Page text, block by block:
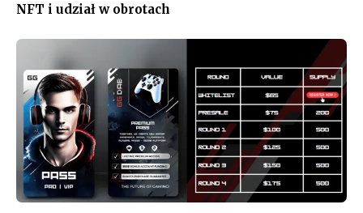
NFT i udział w obrotach